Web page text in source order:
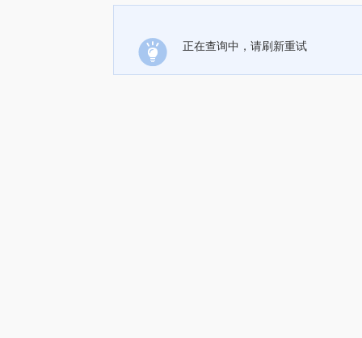
正在查询中，请刷新重试